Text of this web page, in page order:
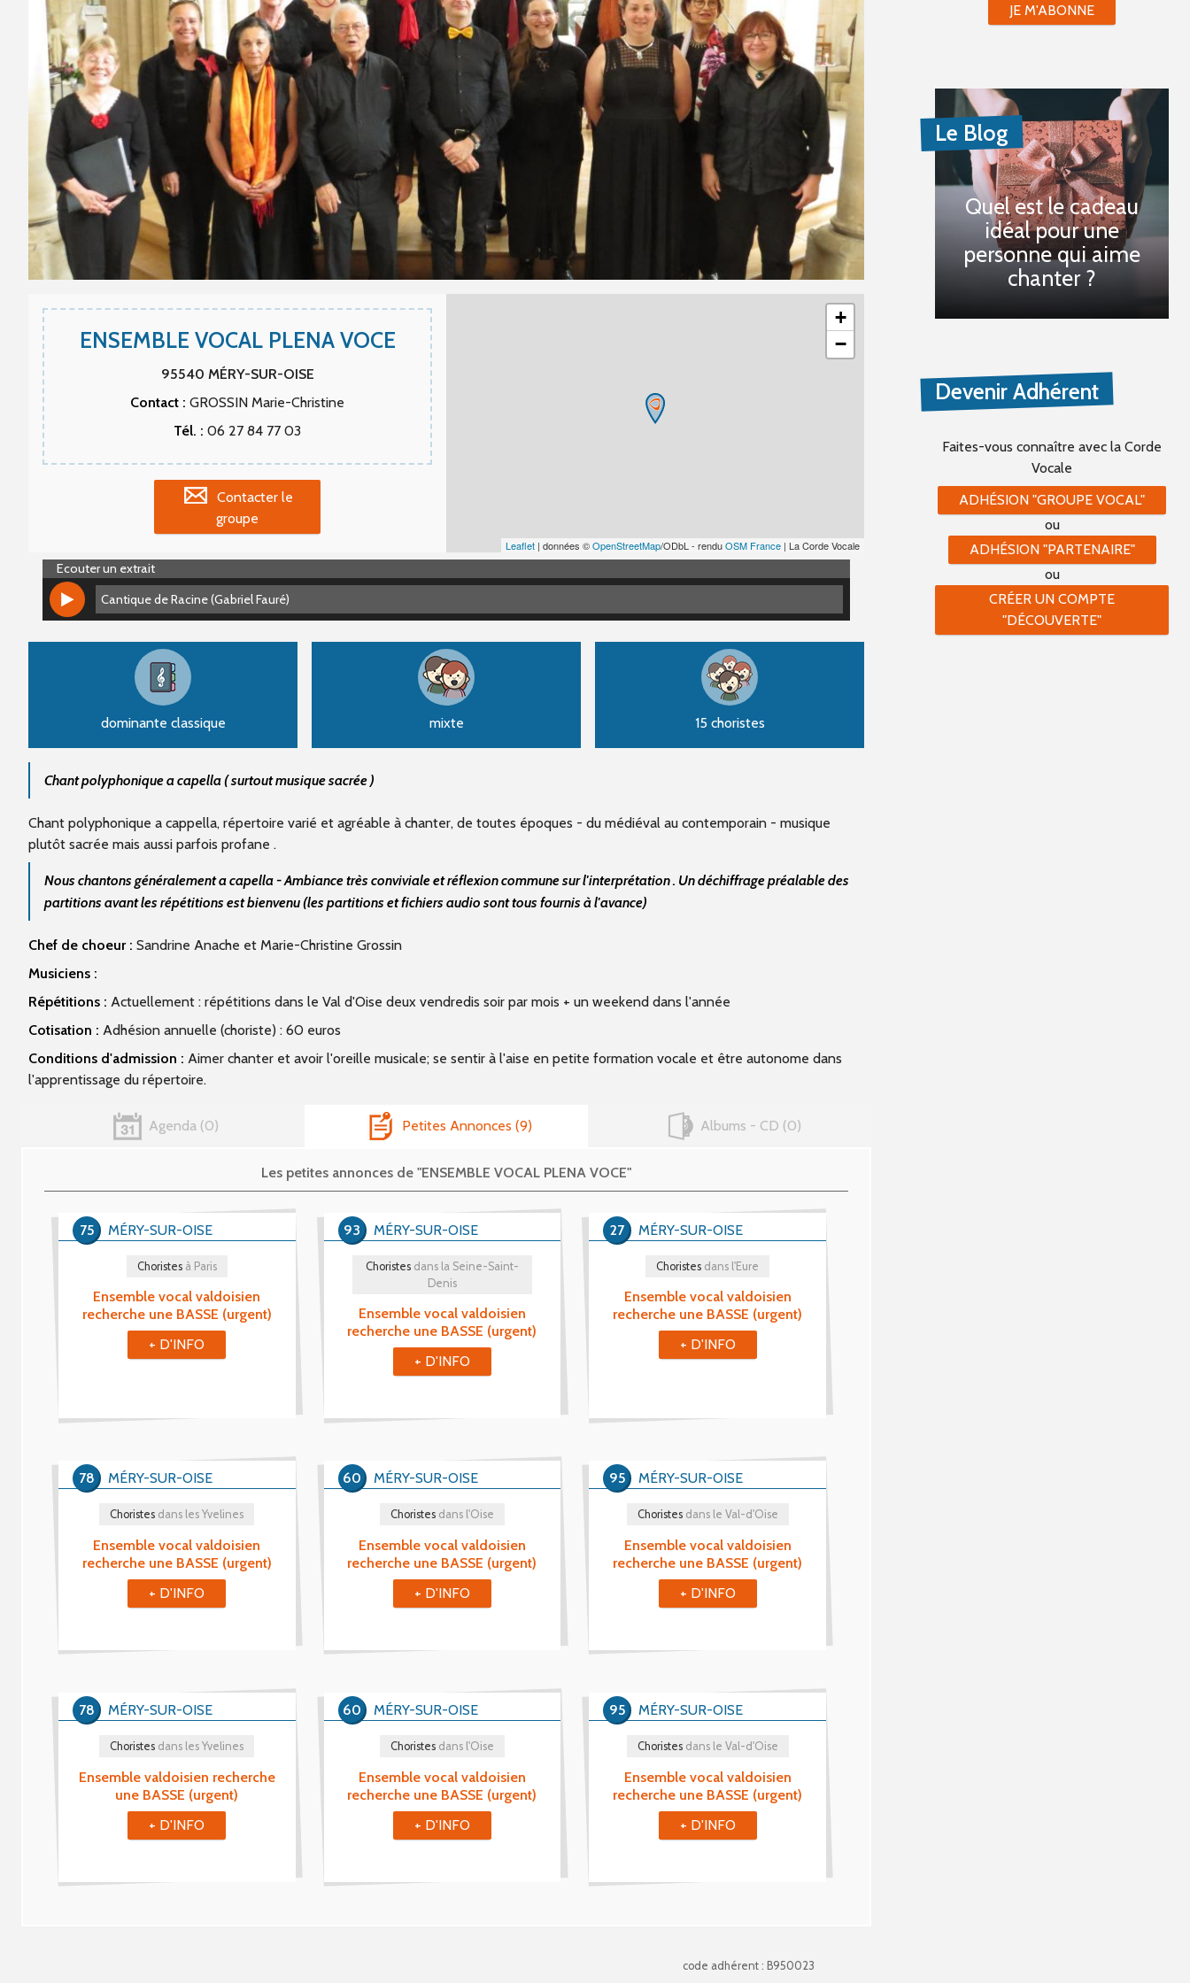
ENSEMBLE VOCAL PLENA VOCE
95540 MÉRY-SUR-OISE
Contact : GROSSIN Marie-Christine
Tél. : 06 27 84 77 03
Contacter le
groupe
+
−
Leaflet | données ©OpenStreetMap/ODbL - renduOSM France | La Corde Vocale
Ecouter un extrait
Cantique de Racine (Gabriel Fauré)
Cantique de Racine (Gabriel Fauré)
dominante classique mixte 15 choristes
Chant polyphonique a capella ( surtout musique sacrée )
Chant polyphonique a cappella, répertoire varié et agréable à chanter, de toutes époques - du médiéval au contemporain - musique
plutôt sacrée mais aussi parfois profane .
Nous chantons généralement a capella - Ambiance très conviviale et réflexion commune sur l'interprétation . Un déchiffrage préalable des
partitions avant les répétitions est bienvenu (les partitions et fichiers audio sont tous fournis à l'avance)
Chef de choeur : Sandrine Anache et Marie-Christine Grossin
Musiciens :
Répétitions : Actuellement : répétitions dans le Val d'Oise deux vendredis soir par mois + un weekend dans l'année
Cotisation : Adhésion annuelle (choriste) : 60 euros
Conditions d'admission : Aimer chanter et avoir l'oreille musicale; se sentir à l'aise en petite formation vocale et être autonome dans
l'apprentissage du répertoire.
Agenda 0 Petites Annonces 9
Les petites annonces de "ENSEMBLE VOCAL PLENA VOCE"
Ensemble vocal valdoisien
recherche une BASSE (urgent)
Choristesà Paris
MÉRY-SUR-OISE
75
+ D'INFO
Ensemble vocal valdoisien
recherche une BASSE (urgent)
Choristesdans la Seine-Saint-
Denis
MÉRY-SUR-OISE
93
+ D'INFO
Ensemble vocal valdoisien
recherche une BASSE (urgent)
Choristes dans l'Eure
MÉRY-SUR-OISE
27
+ D'INFO
Ensemble vocal valdoisien
recherche une BASSE (urgent)
Choristes dans les Yvelines
MÉRY-SUR-OISE
78
+ D'INFO
Ensemble vocal valdoisien
recherche une BASSE (urgent)
Choristesdans l'Oise
MÉRY-SUR-OISE
60
+ D'INFO
Ensemble vocal valdoisien
recherche une BASSE (urgent)
Choristesdans le Val-d'Oise
MÉRY-SUR-OISE
95
+ D'INFO
Ensemble valdoisien recherche
une BASSE (urgent)
Choristes dans les Yvelines
MÉRY-SUR-OISE
78
+ D'INFO
Ensemble vocal valdoisien
recherche une BASSE (urgent)
Choristesdans l'Oise
MÉRY-SUR-OISE
60
+ D'INFO
Ensemble vocal valdoisien
recherche une BASSE (urgent)
Choristesdans le Val-d'Oise
MÉRY-SUR-OISE
95
+ D'INFO
Albums - CD 0
code adhérent : B950023
JE M'ABONNE
Le Blog
Quel est le cadeau
idéal pour une
personne qui aime
chanter ?
Devenir Adhérent
Faites-vous connaître avec la Corde
Vocale
ADHÉSION "GROUPE VOCAL"
ou
ADHÉSION "PARTENAIRE"
ou
CRÉER UN COMPTE
"DÉCOUVERTE"